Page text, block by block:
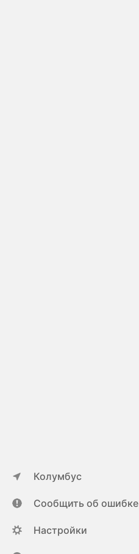
Колумбус
Сообщить об ошибке
Настройки